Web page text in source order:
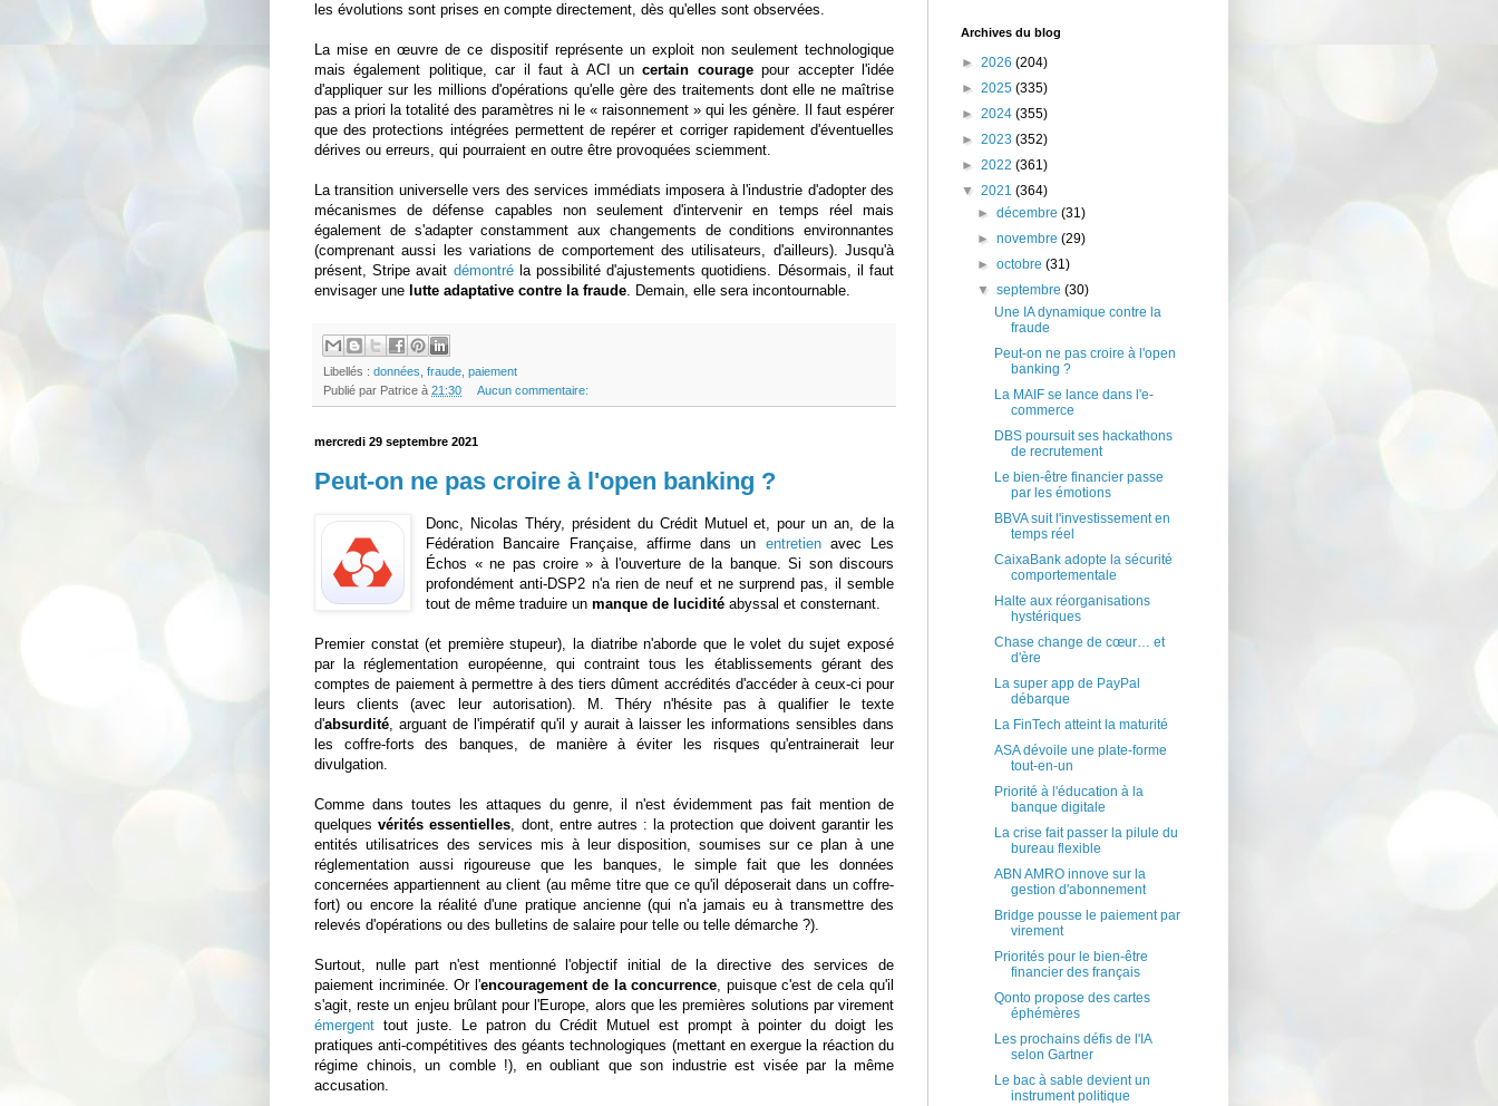
les évolutions sont prises en compte directement, dès qu'elles sont observées.
La mise en œuvre de ce dispositif représente un exploit non seulement technologique
mais également politique, car il faut à ACI uncertain couragepour accepter l'idée
d'appliquer sur les millions d'opérations qu'elle gère des traitements dont elle ne maîtrise
pas a priori la totalité des paramètres ni le « raisonnement » qui les génère. Il faut espérer
que des protections intégrées permettent de repérer et corriger rapidement d'éventuelles
dérives ou erreurs, qui pourraient en outre être provoquées sciemment.
La transition universelle vers des services immédiats imposera à l'industrie d'adopter des
mécanismes de défense capables non seulement d'intervenir en temps réel mais
également de s'adapter constamment aux changements de conditions environnantes
(comprenant aussi les variations de comportement des utilisateurs, d'ailleurs). Jusqu'à
présent, Stripe avait démontréla possibilité d'ajustements quotidiens. Désormais, il faut
envisager une lutte adaptative contre la fraude. Demain, elle sera incontournable.
Libellés : données, fraude, paiement
Publié par Patrice à 21:30 Aucun commentaire:
mercredi 29 septembre 2021
Peut-on ne pas croire à l'open banking ?
Donc, Nicolas Théry, président du Crédit Mutuel et, pour un an, de la
Fédération Bancaire Française, affirme dans un entretienavec Les
Échos « ne pas croire » à l'ouverture de la banque. Si son discours
profondément anti-DSP2 n'a rien de neuf et ne surprend pas, il semble
tout de même traduire unmanque de lucidité abyssal et consternant.
Premier constat (et première stupeur), la diatribe n'aborde que le volet du sujet exposé
par la réglementation européenne, qui contraint tous les établissements gérant des
comptes de paiement à permettre à des tiers dûment accrédités d'accéder à ceux-ci pour
leurs clients (avec leur autorisation). M. Théry n'hésite pas à qualifier le texte
d'absurdité, arguant de l'impératif qu'il y aurait à laisser les informations sensibles dans
les coffre-forts des banques, de manière à éviter les risques qu'entrainerait leur
divulgation.
Comme dans toutes les attaques du genre, il n'est évidemment pas fait mention de
quelquesvérités essentielles, dont, entre autres : la protection que doivent garantir les
entités utilisatrices des services mis à leur disposition, soumises sur ce plan à une
réglementation aussi rigoureuse que les banques, le simple fait que les données
concernées appartiennent au client (au même titre que ce qu'il déposerait dans un coffre-
fort) ou encore la réalité d'une pratique ancienne (qui n'a jamais eu à transmettre des
relevés d'opérations ou des bulletins de salaire pour telle ou telle démarche ?).
Surtout, nulle part n'est mentionné l'objectif initial de la directive des services de
paiement incriminée. Or l'encouragement de la concurrence, puisque c'est de cela qu'il
s'agit, reste un enjeu brûlant pour l'Europe, alors que les premières solutions par virement
émergent tout juste. Le patron du Crédit Mutuel est prompt à pointer du doigt les
pratiques anti-compétitives des géants technologiques (mettant en exergue la réaction du
régime chinois, un comble !), en oubliant que son industrie est visée par la même
accusation.
Archives du blog
► 2026 (204)
► 2025 (335)
► 2024 (355)
► 2023 (352)
► 2022 (361)
▼ 2021 (364)
►décembre(31)
►novembre(29)
►octobre(31)
▼septembre(30)
Une IA dynamique contre la
fraude
Peut-on ne pas croire à l'open
banking ?
La MAIF se lance dans l'e-
commerce
DBS poursuit ses hackathons
de recrutement
Le bien-être financier passe
par les émotions
BBVA suit l'investissement en
temps réel
CaixaBank adopte la sécurité
comportementale
Halte aux réorganisations
hystériques
Chase change de cœur… et
d'ère
La super app de PayPal
débarque
La FinTech atteint la maturité
ASA dévoile une plate-forme
tout-en-un
Priorité à l'éducation à la
banque digitale
La crise fait passer la pilule du
bureau flexible
ABN AMRO innove sur la
gestion d'abonnement
Bridge pousse le paiement par
virement
Priorités pour le bien-être
financier des français
Qonto propose des cartes
éphémères
Les prochains défis de l'IA
selon Gartner
Le bac à sable devient un
instrument politique